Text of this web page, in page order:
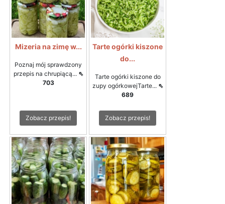
Mizeria na zimę w...
Poznaj mój sprawdzony
przepis na chrupiącą... ⇖
703
Zobacz przepis!
Tarte ogórki kiszone
do...
Tarte ogórki kiszone do
zupy ogórkowejTarte... ⇖
689
Zobacz przepis!